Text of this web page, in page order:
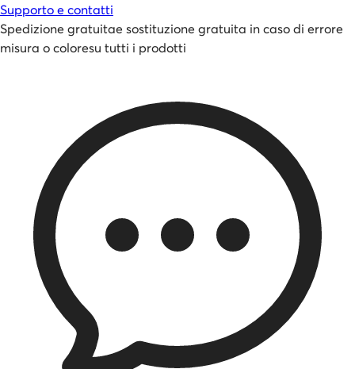
Supporto e contatti
Spedizione gratuitae sostituzione gratuita in caso di errore
misura o coloresu tutti i prodotti